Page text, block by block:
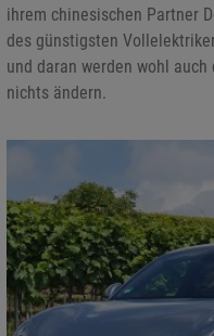
ihrem chinesischen Partner
des günstigsten
und daran werden wohl
nichts ändern.